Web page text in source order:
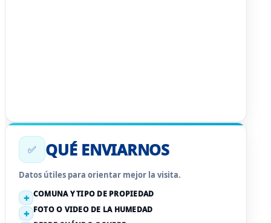
✅ QUÉ ENVIARNOS
Datos útiles para orientar mejor la visita.
COMUNA Y TIPO DE PROPIEDAD
FOTO O VIDEO DE LA HUMEDAD